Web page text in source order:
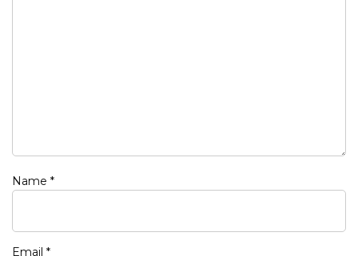
Name *
Email *